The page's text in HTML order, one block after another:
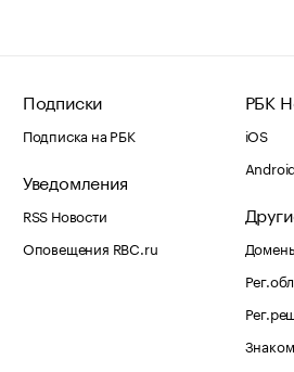
Подписки
Подписка на РБК
Уведомления
RSS Новости
Оповещения RBC.ru
РБК
iOS